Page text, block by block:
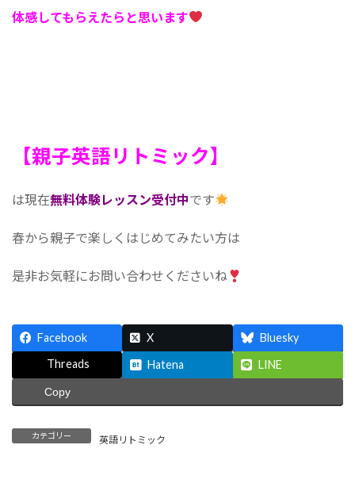
体感してもらえたらと思います
【親子英語リトミック】
は現在無料体験レッスン受付中です
春から親子で楽しくはじめてみたい方は
是非お気軽にお問い合わせくださいね
Facebook X
Bluesky
Threads
Hatena LINE
Copy
カテゴリー 英語リトミック